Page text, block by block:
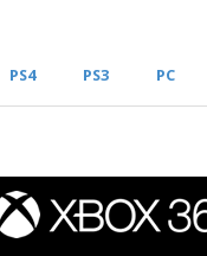
PS4 PS3 PC